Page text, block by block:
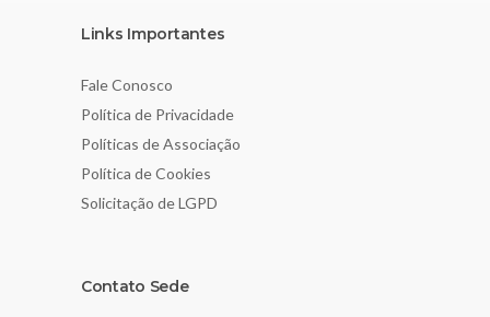
Links Importantes
Fale Conosco
Política de Privacidade
Políticas de Associação
Política de Cookies
Solicitação de LGPD
Contato Sede